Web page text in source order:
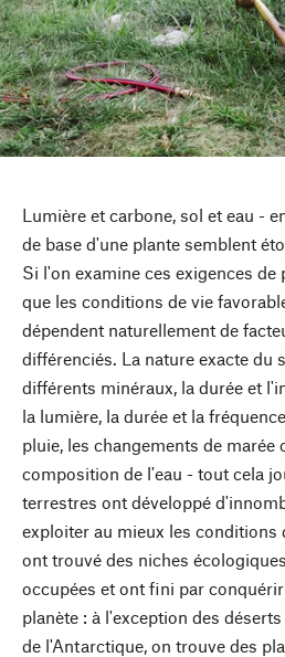
Lumière et carbone, sol et eau -
de base d'une plante semblent
Si l'on examine ces exigences
que les conditions de vie
dépendent naturellement de
différenciés. La nature exacte du
différents minéraux, la durée et
la lumière, la durée et la
pluie, les changements de marée
composition de l'eau - tout cela
terrestres ont développé
exploiter au mieux les conditions
ont trouvé des niches
occupées et ont fini par
planète : à l'exception des
de l'Antarctique, on trouve des